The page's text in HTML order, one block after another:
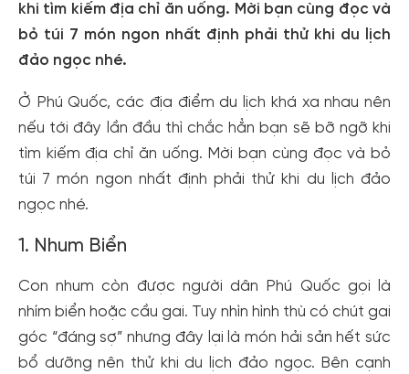
khi tìm kiếm địa chỉ ăn uống. Mời bạn cùng đọc và
bỏ túi 7 món ngon nhất định phải thử khi du lịch
đảo ngọc nhé.
Ở Phú Quốc, các địa điểm du lịch khá xa nhau nên
nếu tới đây lần đầu thì chắc hẳn bạn sẽ bỡ ngỡ khi
tìm kiếm địa chỉ ăn uống. Mời bạn cùng đọc và bỏ
túi 7 món ngon nhất định phải thử khi du lịch đảo
ngọc nhé.
1. Nhum Biển
Con nhum còn được người dân Phú Quốc gọi là
nhím biển hoặc cầu gai. Tuy nhìn hình thù có chút gai
góc “đáng sợ” nhưng đây lại là món hải sản hết sức
bổ dưỡng nên thử khi du lịch đảo ngọc. Bên cạnh